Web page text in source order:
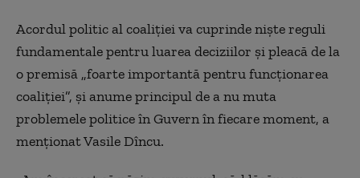
Acordul politic al coaliției va cuprinde niște reguli
fundamentale pentru luarea deciziilor și pleacă de la
o premisă „foarte importantă pentru funcționarea
coaliției”, și anume principul de a nu muta
problemele politice în Guvern în fiecare moment, a
menționat Vasile Dîncu.